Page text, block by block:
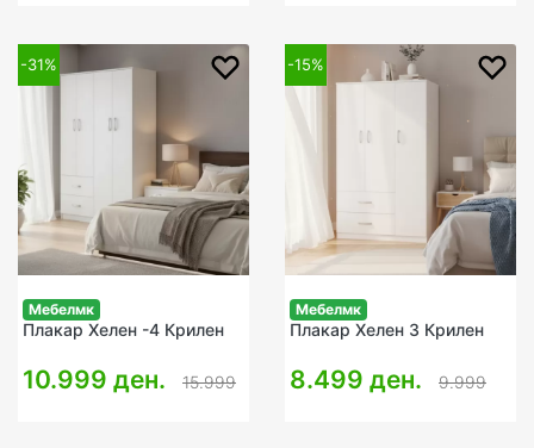
-31%
Мебелмк
Плакар Хелен -4 Крилен
10.999 ден. 15.999
-15%
Мебелмк
Плакар Хелен 3 Крилен
8.499 ден. 9.999